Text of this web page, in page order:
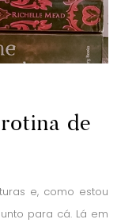
de
e, como estou
para cá. Lá em